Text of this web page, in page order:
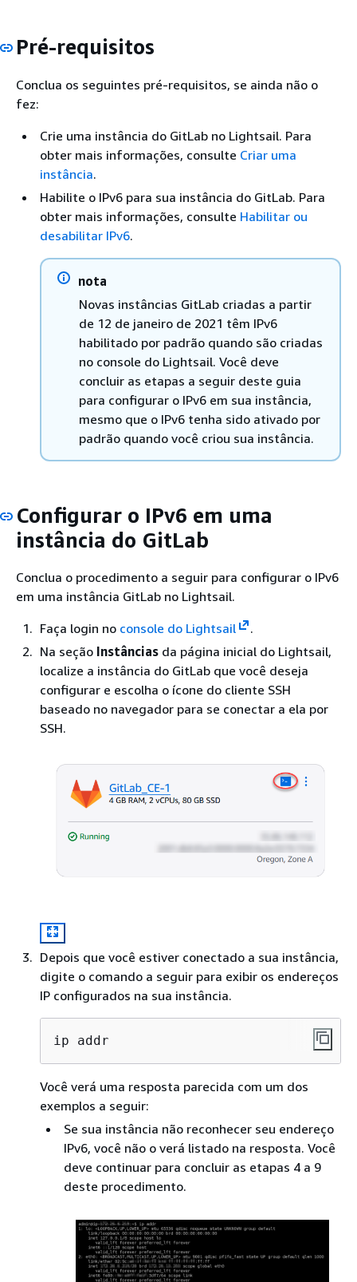
Pré-requisitos
Conclua os seguintes pré-requisitos, se ainda não o
fez:
Crie uma instância do GitLab no Lightsail. Para
obter mais informações, consulte Criar uma
instância.
Habilite o IPv6 para sua instância do GitLab. Para
obter mais informações, consulte Habilitar ou
desabilitar IPv6.
nota
Novas instâncias GitLab criadas a partir
de 12 de janeiro de 2021 têm IPv6
habilitado por padrão quando são criadas
no console do Lightsail. Você deve
concluir as etapas a seguir deste guia
para configurar o IPv6 em sua instância,
mesmo que o IPv6 tenha sido ativado por
padrão quando você criou sua instância.
Configurar o IPv6 em uma
instância do GitLab
Conclua o procedimento a seguir para configurar o IPv6
em uma instância GitLab no Lightsail.
Faça login no console do Lightsail
.
Na seção Instâncias da página inicial do Lightsail,
localize a instância do GitLab que você deseja
configurar e escolha o ícone do cliente SSH
baseado no navegador para se conectar a ela por
SSH.
Depois que você estiver conectado a sua instância,
digite o comando a seguir para exibir os endereços
IP configurados na sua instância.
ip addr
Você verá uma resposta parecida com um dos
exemplos a seguir:
Se sua instância não reconhecer seu endereço
IPv6, você não o verá listado na resposta. Você
deve continuar para concluir as etapas 4 a 9
deste procedimento.